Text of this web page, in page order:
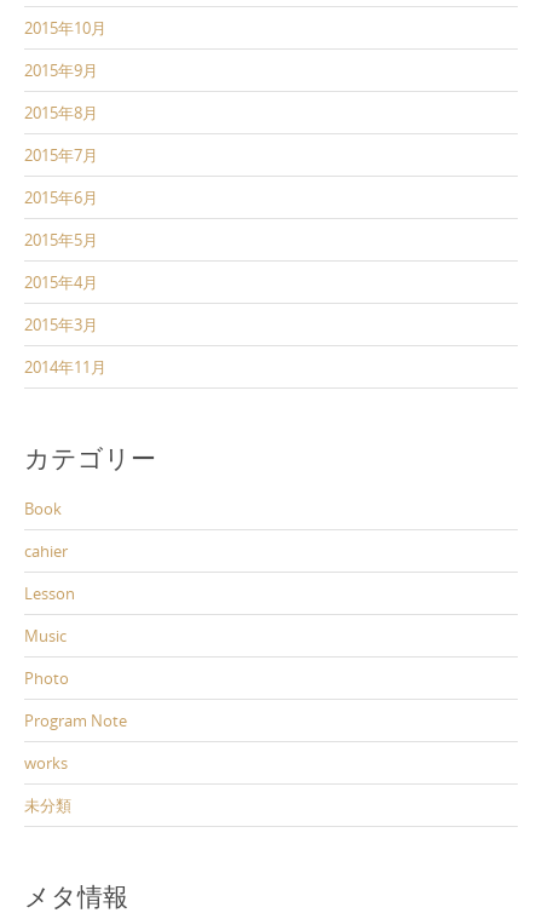
2015年10月
2015年9月
2015年8月
2015年7月
2015年6月
2015年5月
2015年4月
2015年3月
2014年11月
カテゴリー
Book
cahier
Lesson
Music
Photo
Program Note
works
未分類
メタ情報